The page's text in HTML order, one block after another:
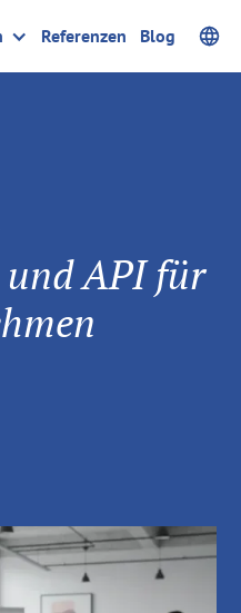
Referenzen Blog
API für